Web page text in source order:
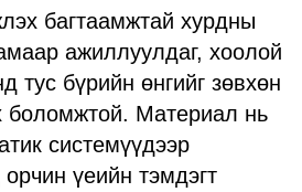
багтаамжтай хурдны
ажиллуулдаг, хоолой
тус бүрийн өнгийг зөвхөн
боломжтой. Материал нь
системүүдээр
үеийн тэмдэгт